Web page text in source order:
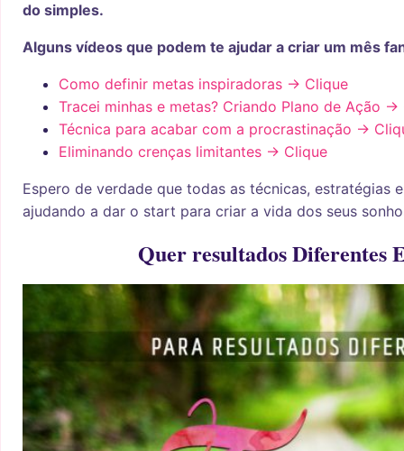
do simples.
Alguns vídeos que podem te ajudar a criar um mês
Como definir metas inspiradoras -> Clique
Tracei minhas e metas? Criando Plano de Ação ->
Técnica para acabar com a procrastinação ->
Eliminando crenças limitantes -> Clique
Espero de verdade que todas as técnicas, estratégias
ajudando a dar o start para criar a vida dos seus
Quer resultados Diferentes